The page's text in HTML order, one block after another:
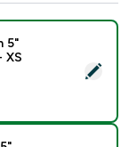
Woven 5"
5"
XS